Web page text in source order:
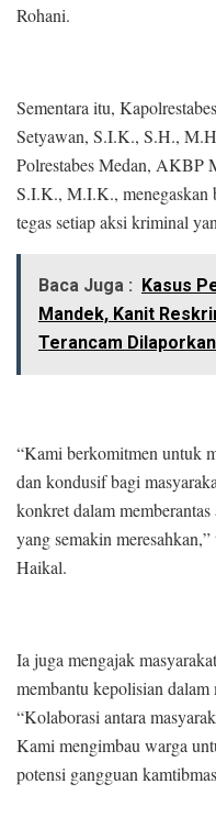
Rohani.
Sementara itu,
Setyawan, S.I.K., S.H.,
Polrestabes Medan, AKBP
S.I.K., M.I.K., menegaskan
tegas setiap aksi kriminal
Baca Juga :
Kasus
Mandek, Kanit
Terancam
“Kami berkomitmen untuk
dan kondusif bagi
konkret dalam
yang semakin
Haikal.
Ia juga mengajak
membantu kepolisian dalam
“Kolaborasi antara
Kami mengimbau warga
potensi gangguan